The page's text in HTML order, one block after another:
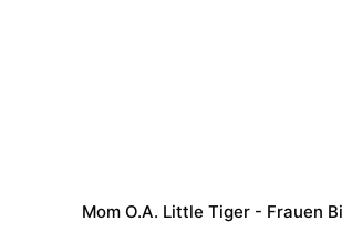
Mom O.a. Little Tiger - Frauen